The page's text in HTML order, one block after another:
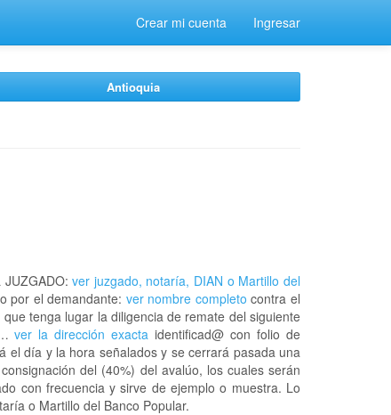
Crear mi cuenta Ingresar
Antioquia
JUZGADO: ver juzgado, notaría, DIAN o Martillo del
por el demandante: ver nombre completo contra el
tenga lugar la diligencia de remate del siguiente
ver la dirección exacta identificad@ con folio de
el día y la hora señalados y se cerrará pasada una
del (40%) del avalúo, los cuales serán
con frecuencia y sirve de ejemplo o muestra. Lo
o Martillo del Banco Popular.